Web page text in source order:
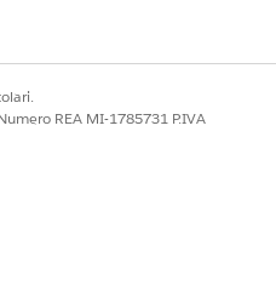
REA MI-1785731 P.IVA